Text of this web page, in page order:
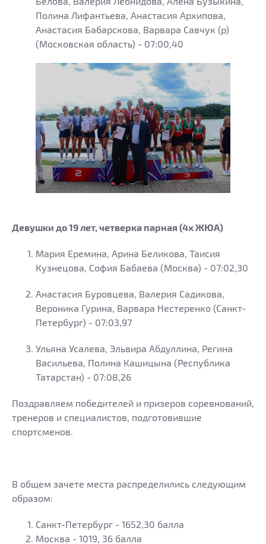
Полина Лифантьева, Анастасия Архипова,
Анастасия Бабарскова, Варвара Савчук (р)
(Московская область) - 07:00,40
Девушки до 19 лет, четверка парная (4х ЖЮА)
Мария Еремина, Арина Беликова, Таисия
Кузнецова, София Бабаева (Москва) - 07:02,30
Анастасия Буровцева, Валерия Садикова,
Вероника Гурина, Варвара Нестеренко (Санкт-
Петербург) - 07:03,97
Ульяна Усалева, Эльвира Абдуллина, Регина
Васильева, Полина Кашицына (Республика
Татарстан) - 07:08,26
Поздравляем победителей и призеров соревнований,
тренеров и специалистов, подготовившие
спортсменов.
В общем зачете места распределились следующим
образом:
Санкт-Петербург - 1652,30 балла
Москва - 1019, 36 балла